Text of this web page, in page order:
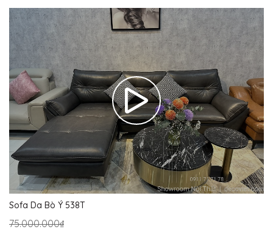
Sofa Da Bò Ý 538T
75.000.000₫